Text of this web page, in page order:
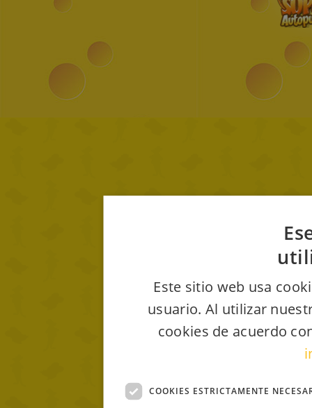
Este sitio web usa
usuario. Al utilizar
cookies de acuerdo
COOKIES ESTRICTAMENTE